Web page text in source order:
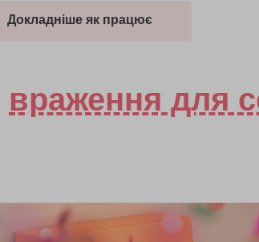
Докладніше як працює
враження для